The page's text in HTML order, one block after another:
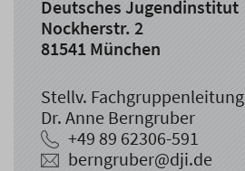
Deutsches Jugendinstitut
Nockherstr. 2
81541 München
Stellv. Fachgruppenleitung
Dr. Anne Berngruber
+49 89 62306-591
berngruber@dji.de